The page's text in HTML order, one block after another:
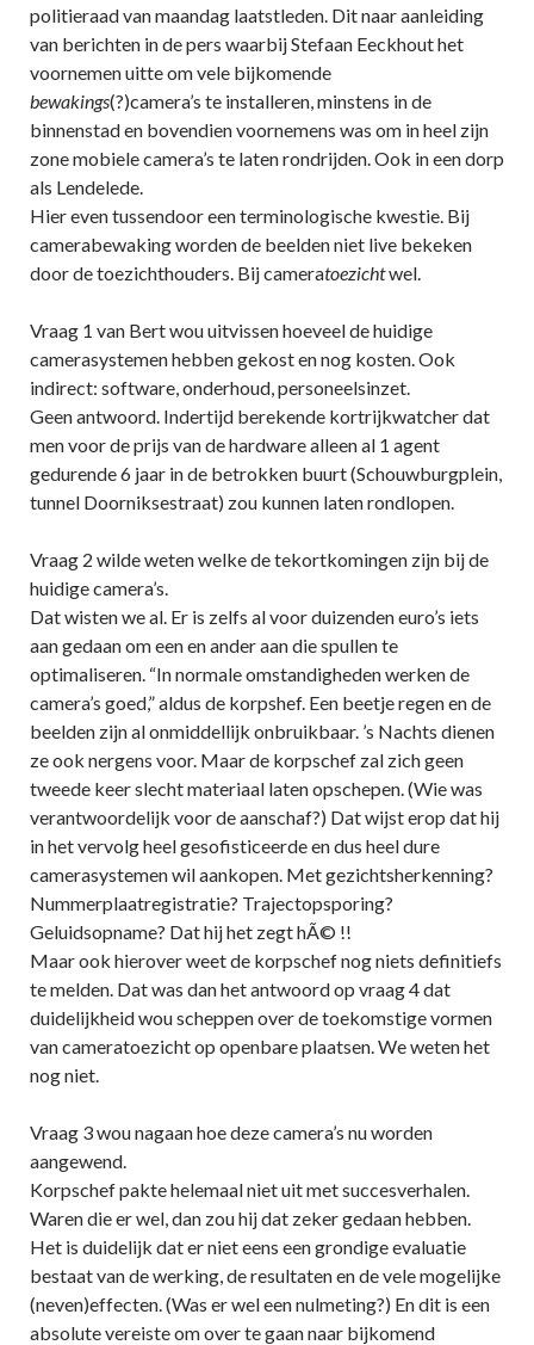
politieraad van maandag laatstleden. Dit naar aanleiding
van berichten in de pers waarbij Stefaan Eeckhout het
voornemen uitte om vele bijkomende
bewakings(?)camera’s te installeren, minstens in de
binnenstad en bovendien voornemens was om in heel zijn
zone mobiele camera’s te laten rondrijden. Ook in een dorp
als Lendelede.
Hier even tussendoor een terminologische kwestie. Bij
camerabewaking worden de beelden niet live bekeken
door de toezichthouders. Bij cameratoezichtwel.
Vraag 1 van Bert wou uitvissen hoeveel de huidige
camerasystemen hebben gekost en nog kosten. Ook
indirect: software, onderhoud, personeelsinzet.
Geen antwoord. Indertijd berekende kortrijkwatcher dat
men voor de prijs van de hardware alleen al 1 agent
gedurende 6 jaar in de betrokken buurt (Schouwburgplein,
tunnel Doorniksestraat) zou kunnen laten rondlopen.
Vraag 2 wilde weten welke de tekortkomingen zijn bij de
huidige camera’s.
Dat wisten we al. Er is zelfs al voor duizenden euro’s iets
aan gedaan om een en ander aan die spullen te
optimaliseren. “In normale omstandigheden werken de
camera’s goed,” aldus de korpshef. Een beetje regen en de
beelden zijn al onmiddellijk onbruikbaar. ’s Nachts dienen
ze ook nergens voor. Maar de korpschef zal zich geen
tweede keer slecht materiaal laten opschepen. (Wie was
verantwoordelijk voor de aanschaf?) Dat wijst erop dat hij
in het vervolg heel gesofisticeerde en dus heel dure
camerasystemen wil aankopen. Met gezichtsherkenning?
Nummerplaatregistratie? Trajectopsporing?
Geluidsopname? Dat hij het zegt hÃ© !!
Maar ook hierover weet de korpschef nog niets definitiefs
te melden. Dat was dan het antwoord op vraag 4 dat
duidelijkheid wou scheppen over de toekomstige vormen
van cameratoezicht op openbare plaatsen. We weten het
nog niet.
Vraag 3 wou nagaan hoe deze camera’s nu worden
aangewend.
Korpschef pakte helemaal niet uit met succesverhalen.
Waren die er wel, dan zou hij dat zeker gedaan hebben.
Het is duidelijk dat er niet eens een grondige evaluatie
bestaat van de werking, de resultaten en de vele mogelijke
(neven)effecten. (Was er wel een nulmeting?) En dit is een
absolute vereiste om over te gaan naar bijkomend